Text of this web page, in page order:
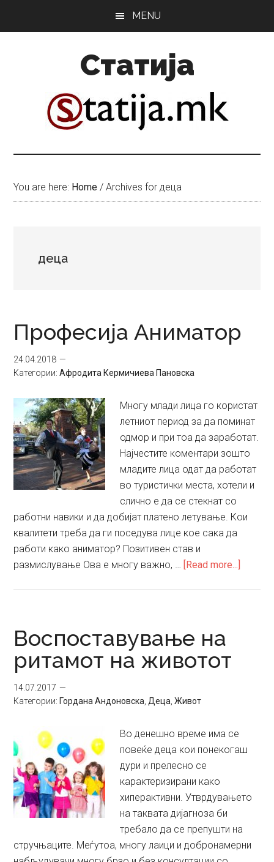
MENU
Статија
You are here: Home / Archives for деца
деца
Професија Аниматор
24.04.2018
Категории:Aфродита Кермичиева Пановска
Многу млади лица го користат
летниот период за да поминат
одмор и при тоа да заработат.
Најчестите коментари зошто
младите лица одат да работат
во туристички места, хотели и
слично е да се стекнат со
работни навики и да добијат платено летување. Кои
квалитети треба да ги поседува лице кое сака да
работи како аниматор? Позитивен став и
размислување Ова е многу важно, … [Read more...]
Воспоставување на
ритамот на животот
14.07.2017
Категории: Гордана Андоновска Деца ,Живот
Во денешно време има се
повеќе деца кои понекогаш
дури и прелесно се
карактеризирани како
хиперактивни. Утврдувањето
на таквата дијагноза би
требало да се препушти на
стручњаците. Меѓутоа, многу лаици и добронамерни